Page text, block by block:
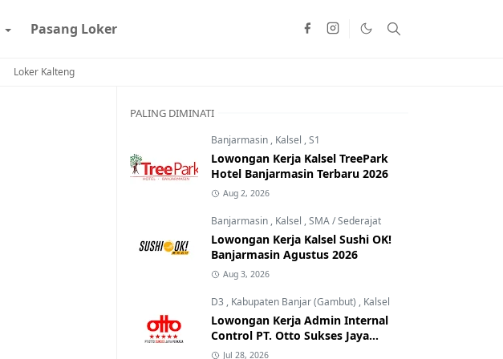
Pasang Loker
Loker Kalteng
PALING DIMINATI
Banjarmasin , Kalsel ,S1
Lowongan Kerja Kalsel TreePark
Hotel Banjarmasin Terbaru 2026
Aug 2, 2026
Banjarmasin , Kalsel ,SMA / Sederajat
Lowongan Kerja Kalsel Sushi OK!
Banjarmasin Agustus 2026
Aug 3, 2026
D3 , Kabupaten Banjar (Gambut) , Kalsel
Lowongan Kerja Admin Internal
Control PT. Otto Sukses Jaya
Perkasa
Jul 28, 2026